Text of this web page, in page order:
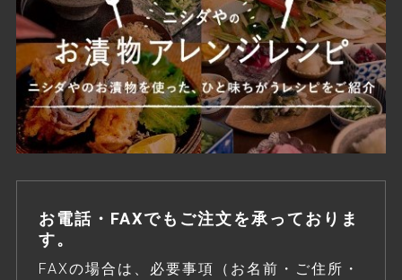
お電話・FAXでもご注文を承っておりま
す。
FAXの場合は、必要事項（お名前・ご住所・